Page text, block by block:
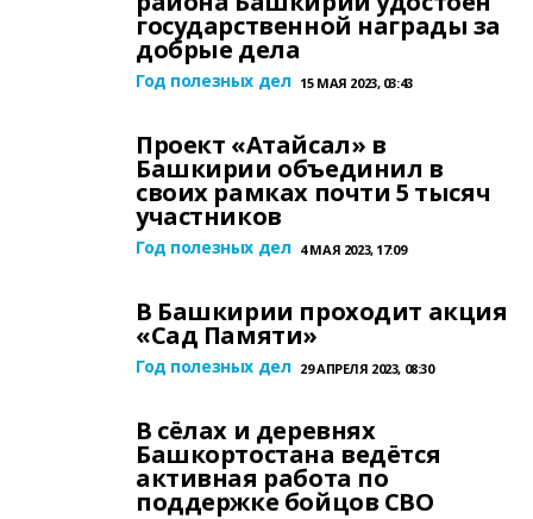
государственной награды за
добрые дела
Год полезных дел 15 МАЯ 2023, 03:43
Проект «Атайсал» в
Башкирии объединил в
своих рамках почти 5 тысяч
участников
Год полезных дел 4 МАЯ 2023, 17:09
В Башкирии проходит акция
«Сад Памяти»
Год полезных дел 29 АПРЕЛЯ 2023, 08:30
В сёлах и деревнях
Башкортостана ведётся
активная работа по
поддержке бойцов СВО